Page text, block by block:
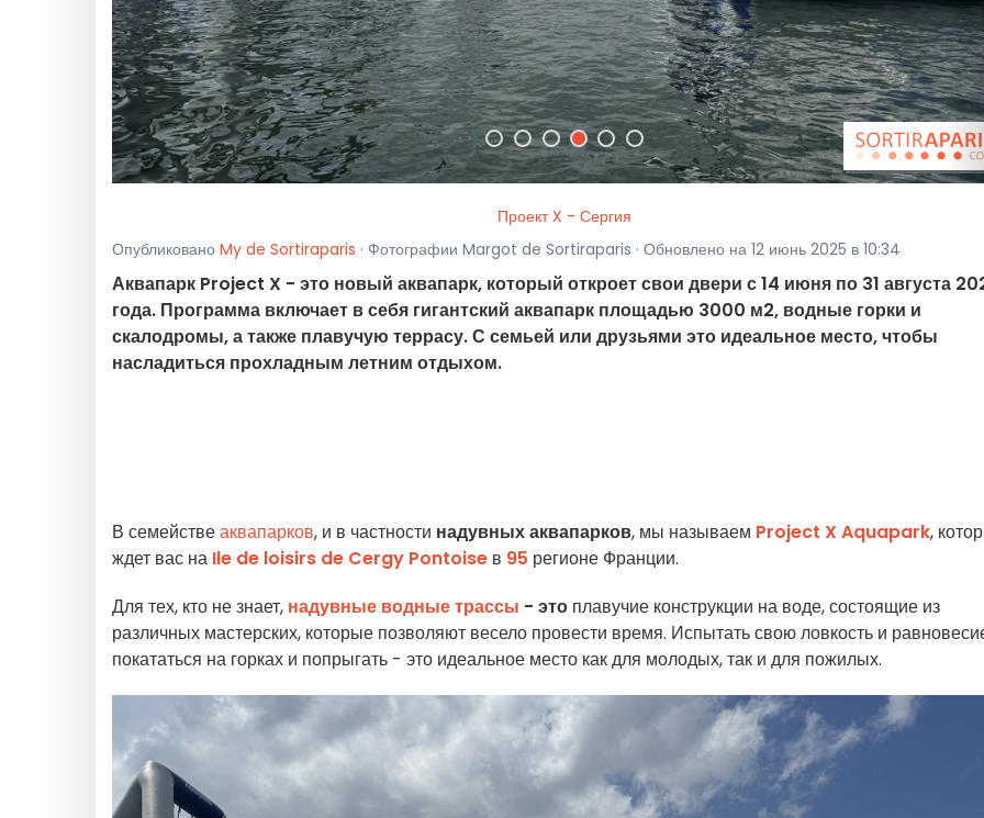
Проект X - Сергия
Опубликовано My de Sortiraparis · Фотографии Margot de Sortiraparis · Обновлено на 12 июнь 2025 в 10:34
Аквапарк Project X - это новый аквапарк, который откроет свои двери с 14 июня по 31 августа
года. Программа включает в себя гигантский аквапарк площадью 3000 м2, водные горки и
скалодромы, а также плавучую террасу. С семьей или друзьями это идеальное место, чтобы
насладиться прохладным летним отдыхом.
В семействеаквапарков, и в частности надувных аквапарков, мы называем Project X Aquapark,
ждет вас на Ile de loisirs de Cergy Pontoise в 95 регионе Франции.
Для тех, кто не знает, надувные водные трассы - это плавучие конструкции на воде, состоящие из
различных мастерских, которые позволяют весело провести время. Испытать свою ловкость и
покататься на горках и попрыгать - это идеальное место как для молодых, так и для пожилых.